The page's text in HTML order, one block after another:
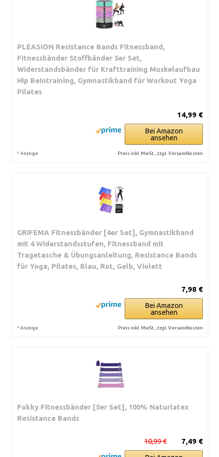
PLEASION Resistance Bands Fitnessband,
Fitnessbänder Stoffbänder 5er Set,
Widerstandsbänder für Krafttraining Muskelaufbau
Hip Beintraining, Gymnastikband für Workout Yoga
Pilates
14,99 €
Bei Amazon
ansehen
* Anzeige Preis inkl. MwSt., zzgl. Versandkosten
GRIFEMA Fitnessbänder [4er Set], Gymnastikband
mit 4 Widerstandsstufen, Fitnessband mit
Tragetasche & Übungsanleitung, Resistance Bands
für Yoga, Pilates, Blau, Rot, Gelb, Violett
7,98 €
Bei Amazon
ansehen
* Anzeige Preis inkl. MwSt., zzgl. Versandkosten
Fokky Fitnessbänder [5er Set], 100% Naturlatex
Resistance Bands
7,49 €
10,99 €